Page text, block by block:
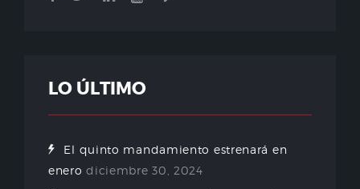
LO ÚLTIMO
El quinto mandamiento estrenará en
enero diciembre 30, 2024